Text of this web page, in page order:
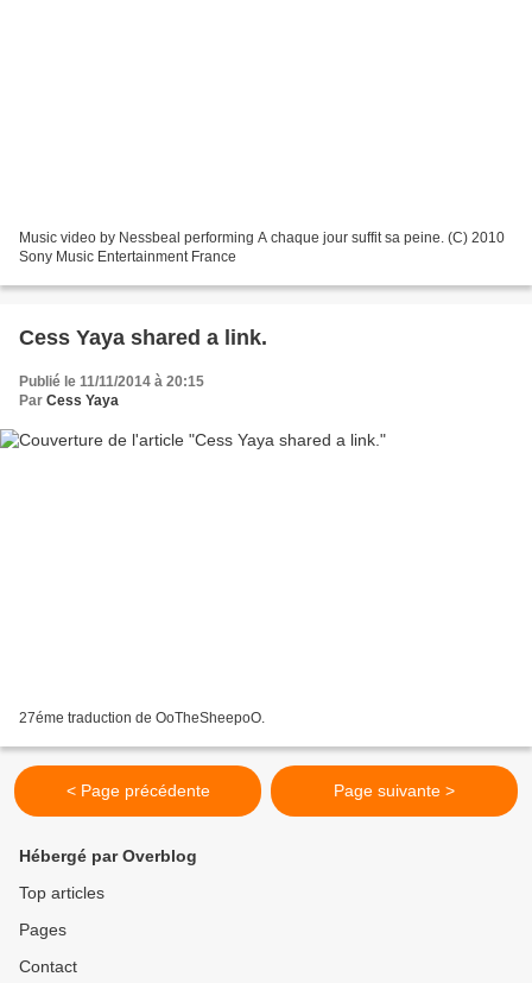
Music video by Nessbeal performing A chaque jour suffit sa peine. (C) 2010
Sony Music Entertainment France
Cess Yaya shared a link.
Publié le 11/11/2014 à 20:15
Par Cess Yaya
27éme traduction de OoTheSheepoO.
< Page précédente Page suivante >
Hébergé par Overblog
Top articles
Pages
Contact